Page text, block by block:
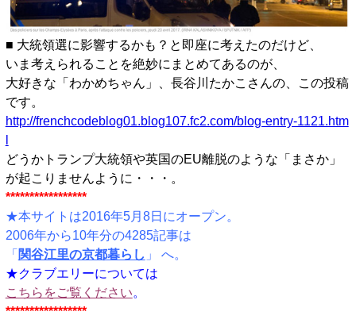
■ 大統領選に影響するかも？と即座に考えたのだけど、
いま考えられることを絶妙にまとめてあるのが、
大好きな「わかめちゃん」、長谷川たかこさんの、この投稿
です。
http://frenchcodeblog01.blog107.fc2.com/blog-entry-1121.htm
どうかトランプ大統領や英国のEU離脱のような「まさか」
が起こりませんように・・・。
*****************
★本サイトは2016年5月8日にオープン。
2006年から10年分の4285記事は
「 関谷江里の京都暮らし 」 へ。
★クラブエリーについては
こちらをご覧ください。
*****************